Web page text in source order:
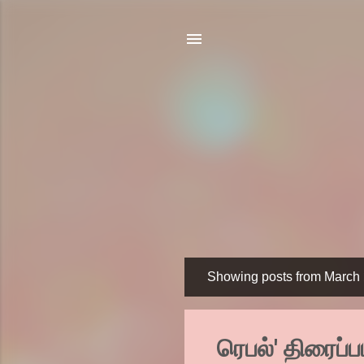
o
Showing posts from March
ரெபல்'